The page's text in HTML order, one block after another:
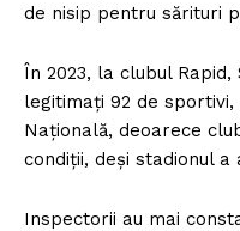
de nisip pentru sărituri
În 2023, la clubul
legitimați 92 de
Națională, deoarece
condiții, deși stadionul
Inspectorii au mai